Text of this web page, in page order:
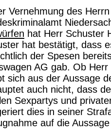
Vernehmung des
hat Herr Schuster
hat bestätigt, dass
der Spesen
AG gab. Ob
sich aus der Aussage
auch nicht, dass
Sexpartys und
dies in seiner
auf die